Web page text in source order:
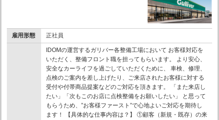
雇用形態 正社員
IDOMの運営するガリバー各整備工場において お客様対応を
いただく、整備フロント職を担ってもらいます。 より安心、
安全なカーライフを過ごしていただくために、 車検、修理、
点検のご案内を差し上げたり、ご来店されたお客様に対する
受付や付帯商品提案などのご対応を頂きます。 「また来店し
たい」「次もこのお店に点検整備をお願いしたい」 と思って
もらうため、”お客様ファースト”で心地よいご対応を期待し
ます！ 【具体的な仕事内容は？】 ①顧客（新規・既存）の来